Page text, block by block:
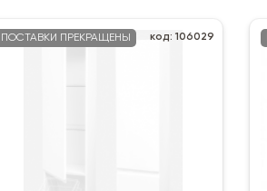
ПОСТАВКИ ПРЕКРАЩЕНЫ код: 106029